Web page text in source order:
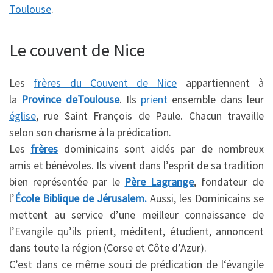
Toulouse.
Le couvent de Nice
Les frères du Couvent de Nice appartiennent à
la Province deToulouse. Ils prient ensemble dans leur
église, rue Saint François de Paule. Chacun travaille
selon son charisme à la prédication.
Les frères dominicains sont aidés par de nombreux
amis et bénévoles. Ils vivent dans l’esprit de sa tradition
bien représentée par le Père Lagrange, fondateur de
l’École Biblique de Jérusalem. Aussi, les Dominicains se
mettent au service d’une meilleur connaissance de
l’Evangile qu’ils prient, méditent, étudient, annoncent
dans toute la région (Corse et Côte d’Azur).
C’est dans ce même souci de prédication de l‘évangile